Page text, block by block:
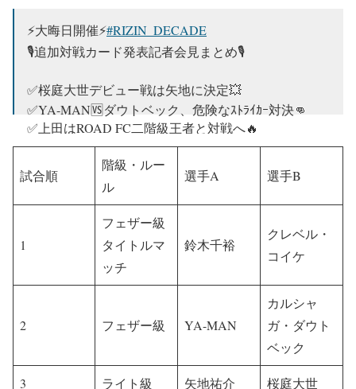
⚡️大晦日開催⚡️#RIZIN_DECADE
🎙追加対戦カード発表記者会見まとめ🎙
✅桜庭大世デビュー戦は矢地に決定💥
✅YA-MAN🆚ダウトベック、危険なｽﾄﾗｲｶｰ対決👊
✅上田はROAD FC二階級王者と対戦へ🔥
✅ライアン🆚安保の詳細は来週発表📣
✅参戦選手コメント掲載💬
📝詳細↓https://t.co/vfGlhyU6OT…
pic.twitter.com/AOFMLICdes
— RIZIN FF OFFICIAL (@rizin_PR)November 22, 2024
試合順
階級・ルー
ル
選手A 選手B
1
フェザー級
タイトルマ
ッチ
鈴木千裕
クレベル・
コイケ
2 フェザー級 YA-MAN
カルシャ
ガ・ダウト
ベック
3 ライト級 矢地祐介 桜庭大世